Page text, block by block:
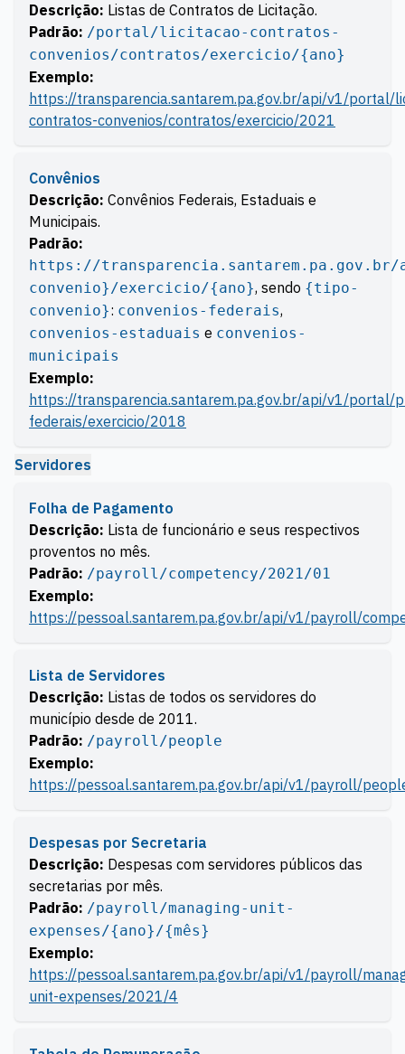
Descrição: Listas de Contratos de Licitação.
Padrão: /portal/licitacao-contratos-
convenios/contratos/exercicio/{ano}
Exemplo:
https://transparencia.santarem.pa.gov.br/api/v1/portal/
contratos-convenios/contratos/exercicio/2021
Convênios
Descrição: Convênios Federais, Estaduais e
Municipais.
Padrão:
https://
convenio}/exercicio/{ano}, sendo {tipo-
convenio}: convenios-federais,
convenios-estaduais e convenios-
municipais
Exemplo:
https://transparencia.santarem.pa.gov.br/api/v1/portal/
federais/exercicio/2018
Servidores
Folha de Pagamento
Descrição: Lista de funcionário e seus respectivos
proventos no mês.
Padrão: /payroll/competency/2021/01
Exemplo:
https://pessoal.santarem.pa.gov.br/api/v1/payroll/
Lista de Servidores
Descrição: Listas de todos os servidores do
município desde de 2011.
Padrão: /payroll/people
Exemplo:
https://pessoal.santarem.pa.gov.br/api/v1/payroll/
Despesas por Secretaria
Descrição: Despesas com servidores públicos das
secretarias por mês.
Padrão: /payroll/managing-unit-
expenses/{ano}/{mês}
Exemplo:
https://pessoal.santarem.pa.gov.br/api/v1/payroll/
unit-expenses/2021/4